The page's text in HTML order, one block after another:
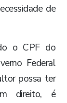
de
o CPF do
Federal
possa ter
direito, é